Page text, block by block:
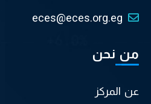
eces@eces.org.eg
من نحن
عن المركز